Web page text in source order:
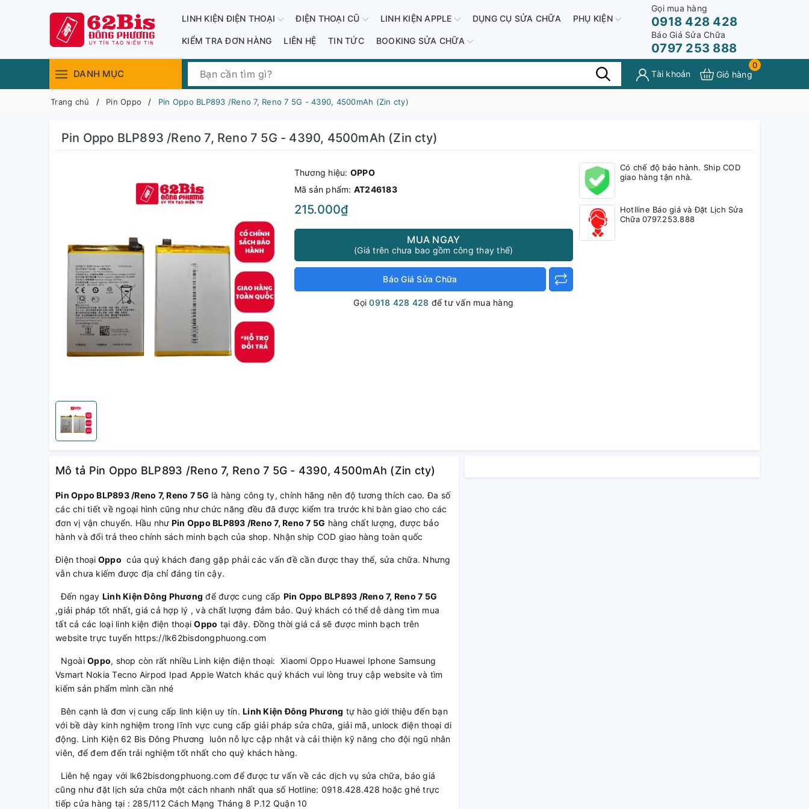
LINH KIỆN ĐIỆN THOẠI ĐIỆN THOẠI CŨ LINH KIỆN APPLE DỤNG CỤ SỬA CHỮA PHỤ KIỆN
KIỂM TRA ĐƠN HÀNG LIÊN HỆ TIN TỨC BOOKING SỬA CHỮA
Gọi mua hàng
0918 428 428
Báo Giá Sửa Chữa
0797 253 888
DANH MỤC Tài khoản
0
Giỏ hàng
Trang chủ Pin Oppo Pin Oppo BLP893 /Reno 7, Reno 7 5G - 4390, 4500mAh (Zin cty)
Pin Oppo BLP893 /Reno 7, Reno 7 5G - 4390, 4500mAh (Zin cty)
Thương hiệu: OPPO
Mã sản phẩm: AT246183
215.000₫
MUA NGAY
(Giá trên chưa bao gồm công thay thế)
Báo Giá Sửa Chữa
Gọi0918 428 428 để tư vấn mua hàng
Có chế độ bảo hành. Ship COD
giao hàng tận nhà.
Hotlline Báo giá và Đặt Lịch Sửa
Chữa 0797.253.888
Mô tả Pin Oppo BLP893 /Reno 7, Reno 7 5G - 4390, 4500mAh (Zin cty)
Pin Oppo BLP893 /Reno 7, Reno 7 5G là hàng công ty, chính hãng nên độ tương thích cao. Đa số
các chi tiết về ngoại hình cũng như chức năng đều đã được kiểm tra trước khi bàn giao cho các
đơn vị vận chuyển. Hầu như Pin Oppo BLP893 /Reno 7, Reno 7 5G hàng chất lượng, được bảo
hành và đổi trả theo chính sách minh bạch của shop. Nhận ship COD giao hàng toàn quốc
Điện thoại Oppo của quý khách đang gặp phải các vấn đề cần được thay thế, sửa chữa. Nhưng
vẫn chưa kiếm được địa chỉ đáng tin cậy.
Đến ngay Linh Kiện Đông Phương để được cung cấp Pin Oppo BLP893 /Reno 7, Reno 7 5G
,giải pháp tốt nhất, giá cả hợp lý , và chất lượng đảm bảo. Quý khách có thể dễ dàng tìm mua
tất cả các loại linh kiện điện thoạiOppo tại đây. Đồng thời giá cả sẽ được minh bạch trên
website trực tuyến https://lk62bisdongphuong.com
Ngoài Oppo, shop còn rất nhiều Linh kiện điện thoại: Xiaomi Oppo Huawei Iphone Samsung
Vsmart Nokia Tecno Airpod Ipad Apple Watch khác quý khách vui lòng truy cập website và tìm
kiếm sản phẩm mình cần nhé
Bên cạnh là đơn vị cung cấp linh kiện uy tín. Linh Kiện Đông Phương tự hào giới thiệu đến bạn
với bề dày kinh nghiệm trong lĩnh vực cung cấp giải pháp sửa chữa, giải mã, unlock điện thoại di
động. Linh Kiện 62 Bis Đông Phương luôn nỗ lực cập nhật và cải thiện kỹ năng cho đội ngũ nhân
viên, để đem đến trải nghiệm tốt nhất cho quý khách hàng.
Liên hệ ngay với lk62bisdongphuong.com để được tư vấn về các dịch vụ sửa chữa, báo giá
cũng như đặt lịch sửa chữa một cách nhanh nhất qua số Hotline: 0918.428.428 hoặc ghé trực
tiếp cửa hàng tại : 285/112 Cách Mạng Tháng 8 P.12 Quận 10